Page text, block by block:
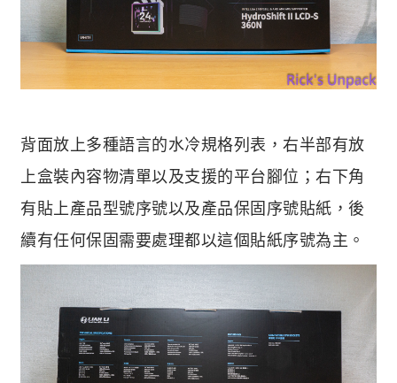
背面放上多種語言的水冷規格列表，右半部有放
上盒裝內容物清單以及支援的平台腳位；右下角
有貼上產品型號序號以及產品保固序號貼紙，後
續有任何保固需要處理都以這個貼紙序號為主。